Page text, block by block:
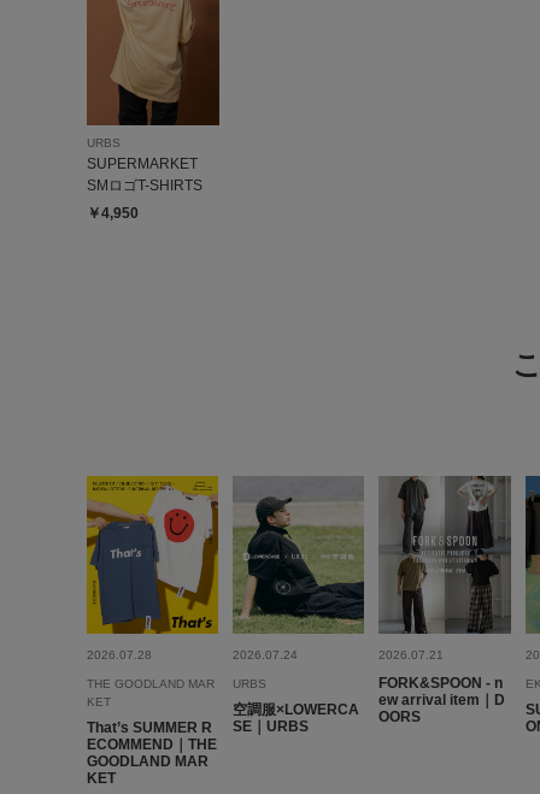
URBS
SUPERMARKET
SMロゴT-SHIRTS
￥4,950
2026.07.28
THE GOODLAND MAR
KET
That’s SUMMER R
ECOMMEND｜THE
GOODLAND MAR
KET
2026.07.24
URBS
空調服×LOWERCA
SE｜URBS
2026.07.21
FORK&SPOON - n
ew arrival item｜D
OORS